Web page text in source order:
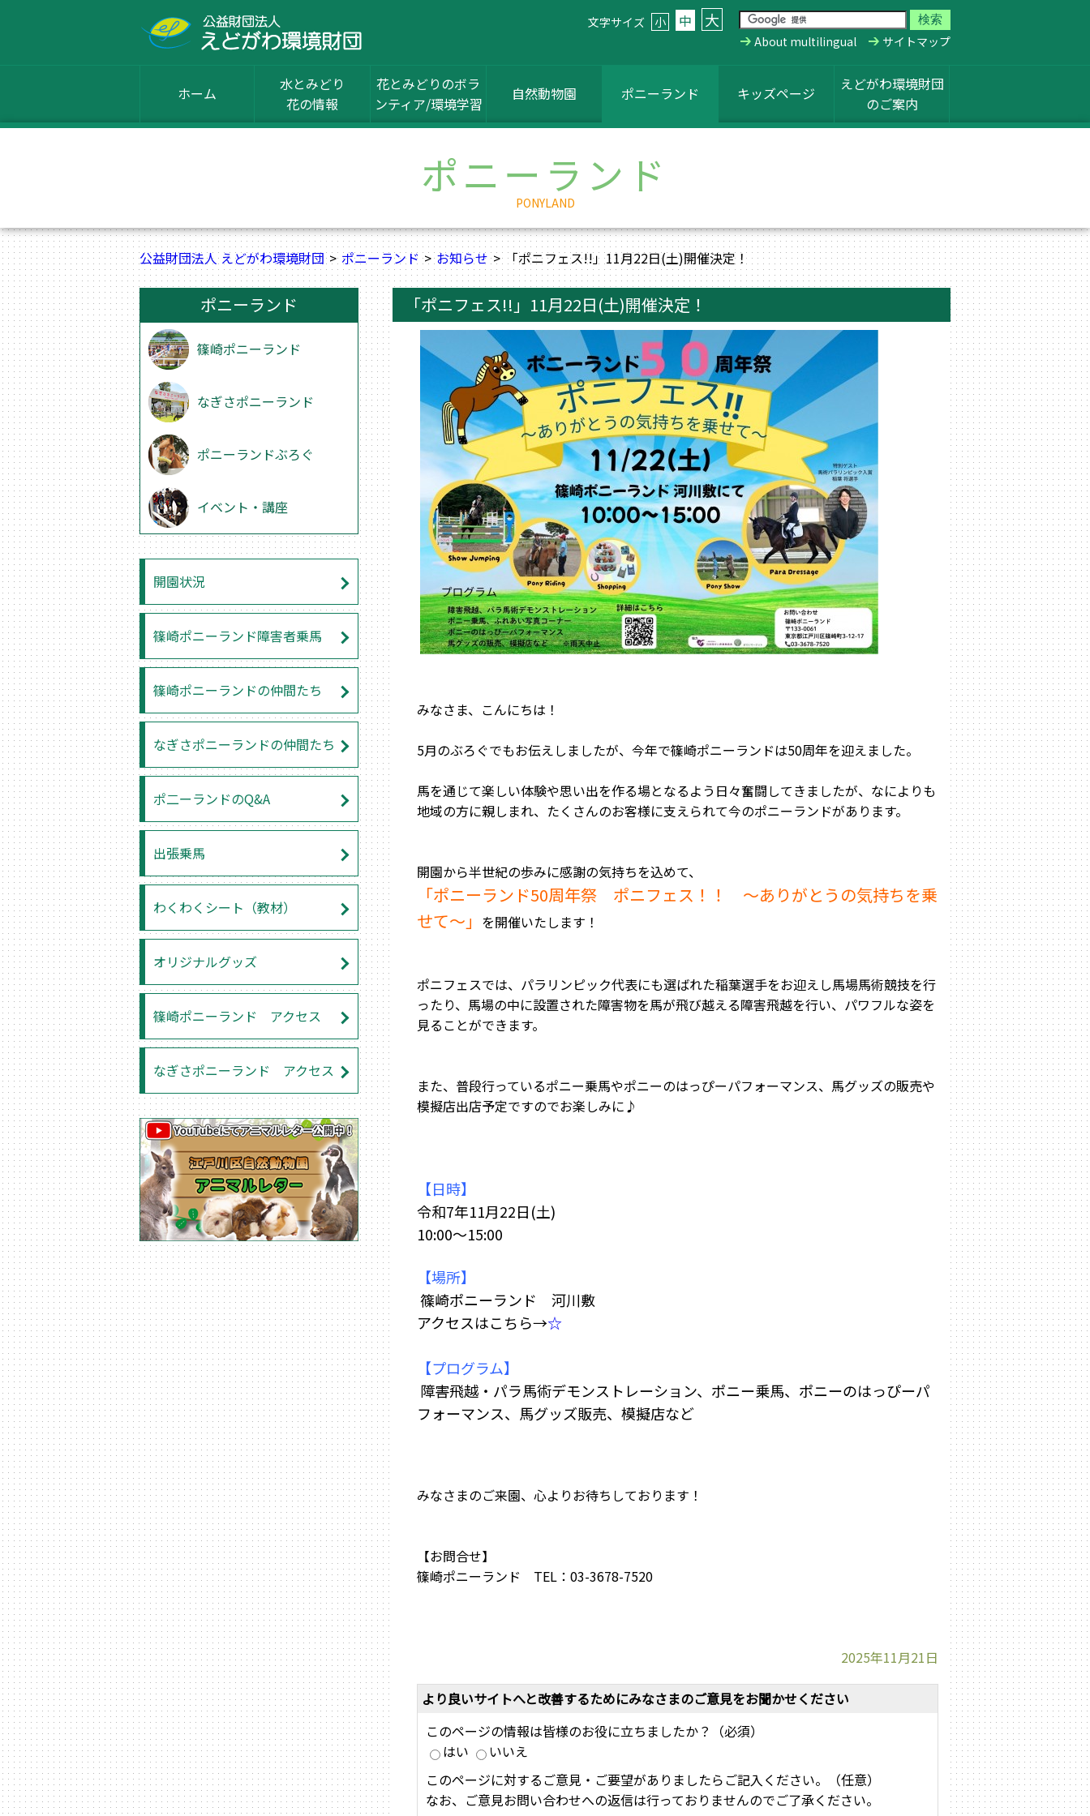
文字サイズ 小 中 大
About multilingual サイトマップ
ホーム
水とみどり
花の情報
花とみどりのボラ
ンティア/環境学習
自然動物園 ポニーランド キッズページ
えどがわ環境財団
のご案内
ポニーランド
PONYLAND
公益財団法人 えどがわ環境財団 ポニーランド お知らせ 「ポニフェス!!」11月22日(土)開催決定！
「ポニフェス!!」11月22日(土)開催決定！
みなさま、こんにちは！
5月のぶろぐでもお伝えしましたが、今年で篠崎ポニーランドは50周年を迎えました。
馬を通じて楽しい体験や思い出を作る場となるよう日々奮闘してきましたが、なによりも
地域の方に親しまれ、たくさんのお客様に支えられて今のポニーランドがあります。
開園から半世紀の歩みに感謝の気持ちを込めて、
「ポニーランド50周年祭 ポニフェス！！ ～ありがとうの気持ちを乗
せて～」 を開催いたします！
ポニフェスでは、パラリンピック代表にも選ばれた稲葉選手をお迎えし馬場馬術競技を行
ったり、馬場の中に設置された障害物を馬が飛び越える障害飛越を行い、パワフルな姿を
見ることができます。
また、普段行っているポニー乗馬やポニーのはっぴーパフォーマンス、馬グッズの販売や
模擬店出店予定ですのでお楽しみに♪
【日時】
令和7年11月22日(土)
10:00～15:00
【場所】
篠崎ポニーランド 河川敷
アクセスはこちら→☆
【プログラム】
障害飛越・パラ馬術デモンストレーション、ポニー乗馬、ポニーのはっぴーパ
フォーマンス、馬グッズ販売、模擬店など
みなさまのご来園、心よりお待ちしております！
【お問合せ】
篠崎ポニーランド TEL：03-3678-7520
2025年11月21日
より良いサイトへと改善するためにみなさまのご意見をお聞かせください
このページの情報は皆様のお役に立ちましたか？（必須）
はい
いいえ
このページに対するご意見・ご要望がありましたらご記入ください。（任意）
なお、ご意見お問い合わせへの返信は行っておりませんのでご了承ください。
ポニーランド
篠崎ポニーランド
なぎさポニーランド
ポニーランドぶろぐ
イベント・講座
開園状況
篠崎ポニーランド障害者乗馬
篠崎ポニーランドの仲間たち
なぎさポニーランドの仲間たち
ポ二ーランドのQ&A
出張乗馬
わくわくシート（教材）
オリジナルグッズ
篠崎ポニーランド アクセス
なぎさポニーランド アクセス